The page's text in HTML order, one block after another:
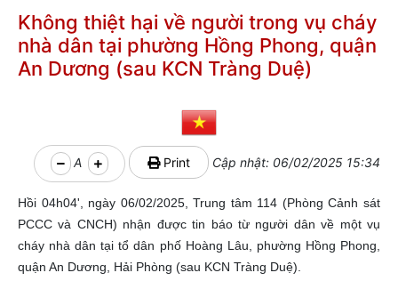
Không thiệt hại về người trong vụ cháy
nhà dân tại phường Hồng Phong, quận
An Dương (sau KCN Tràng Duệ)
A Print Cập nhật: 06/02/2025 15:34
Hồi 04h04', ngày 06/02/2025, Trung tâm 114 (Phòng Cảnh sát
PCCC và CNCH) nhận được tin báo từ người dân về một vụ
cháy nhà dân tại tổ dân phố Hoàng Lâu, phường Hồng Phong,
quận An Dương, Hải Phòng (sau KCN Tràng Duệ).